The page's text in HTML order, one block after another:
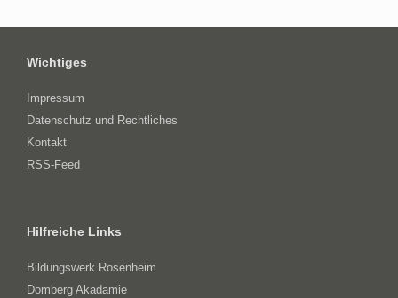
Wichtiges
Impressum
Datenschutz und Rechtliches
Kontakt
RSS-Feed
Hilfreiche Links
Bildungswerk Rosenheim
Domberg Akadamie